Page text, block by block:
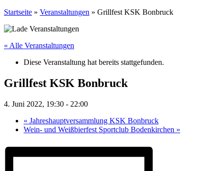
Startseite » Veranstaltungen » Grillfest KSK Bonbruck
« Alle Veranstaltungen
Diese Veranstaltung hat bereits stattgefunden.
Grillfest KSK Bonbruck
4. Juni 2022, 19:30 - 22:00
« Jahreshauptversammlung KSK Bonbruck
Wein- und Weißbierfest Sportclub Bodenkirchen »